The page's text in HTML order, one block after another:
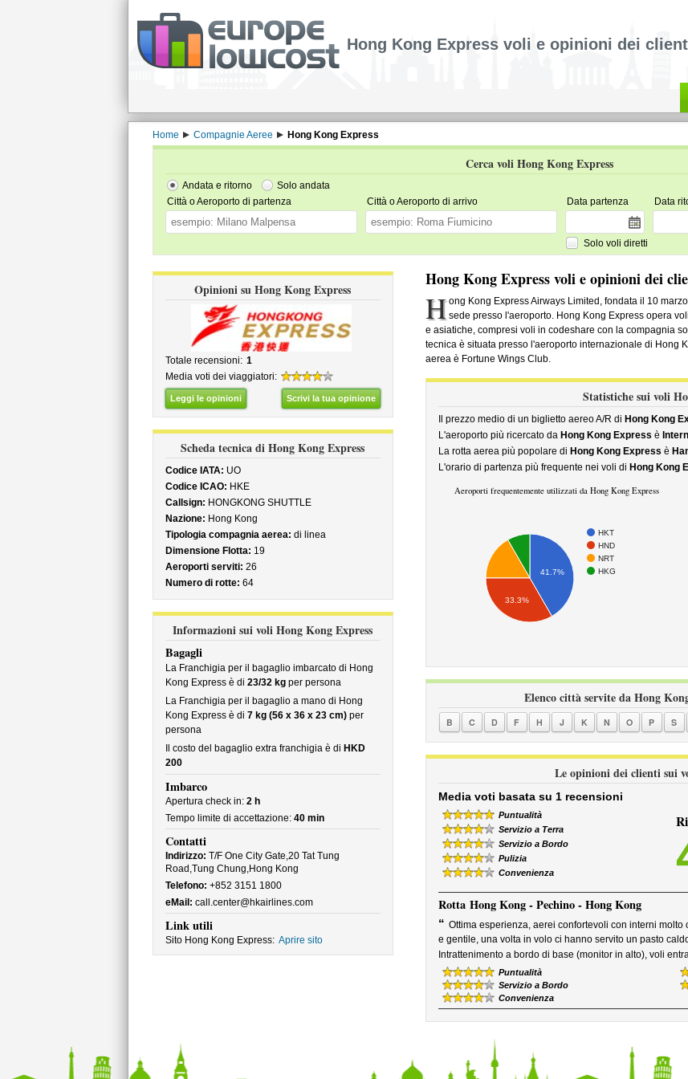
Hong Kong Express voli e opinioni dei
Home Compagnie Aeree Hong Kong Express
Cerca voli Hong Kong Express
Andata e ritorno
Solo andata
Città o Aeroporto di partenza
Città o Aeroporto di arrivo Data partenza Data
Solo voli diretti
Opinioni su Hong Kong Express
Totale recensioni: 1
Media voti dei viaggiatori:
Leggi le opinioni Scrivi la tua opinione
Scheda tecnica di Hong Kong Express
Codice IATA: UO
Codice ICAO: HKE
Callsign: HONGKONG SHUTTLE
Nazione: Hong Kong
Tipologia compagnia aerea: di linea
Dimensione Flotta: 19
Aeroporti serviti: 26
Numero di rotte: 64
Informazioni sui voli Hong Kong Express
Bagagli
La Franchigia per il bagaglio imbarcato di Hong
Kong Express è di 23/32 kgper persona
La Franchigia per il bagaglio a mano di Hong
Kong Express è di 7 kg (56 x 36 x 23 cm)per
persona
Il costo del bagaglio extra franchigia è di HKD
200
Imbarco
Apertura check in: 2 h
Tempo limite di accettazione: 40 min
Contatti
Indirizzo: T/F One City Gate,20 Tat Tung
Road,Tung Chung,Hong Kong
Telefono: +852 3151 1800
eMail: call.center@hkairlines.com
Link utili
Sito Hong Kong Express: Aprire sito
Hong Kong Express voli e opinioni dei
H ong Kong Express Airways Limited, fondata il 10
sede presso l'aeroporto. Hong Kong Express opera
e asiatiche, compresi voli in codeshare con la compagnia
tecnica è situata presso l'aeroporto internazionale di Hong
aerea è Fortune Wings Club.
Statistiche sui voli
Il prezzo medio di un biglietto aereo A/R di Hong Kong
L'aeroporto più ricercato da Hong Kong Express è
La rotta aerea più popolare di Hong Kong Express è
L'orario di partenza più frequente nei voli di Hong Kong
Aeroporti frequentemente utilizzati da Hong Kong Express
HKT
HND
NRT
HKG
41.7%
33.3%
Elenco città servite da Hong
B C D F H J K N O P S
Le opinioni dei clienti sui
Media voti basata su 1 recensioni
Puntualità
Servizio a Terra
Servizio a Bordo
Pulizia
Convenienza
Rotta Hong Kong - Pechino - Hong Kong
“ Ottima esperienza, aerei confortevoli con interni
e gentile, una volta in volo ci hanno servito un pasto
Intrattenimento a bordo di base (monitor in alto), voli
Puntualità
Servizio a Bordo
Convenienza